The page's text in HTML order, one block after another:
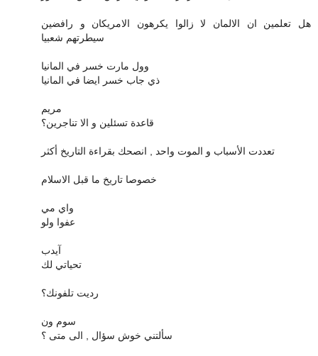
هل تعلمين ان الالمان لا زالوا يكرهون الامريكان و رافضين
سيطرتهم شعبيا
وول مارت خسر في المانيا
ذي جاب خسر ايضا في المانيا
مريم
قاعدة تسئلين و الا تناجرين؟
تعددت الأسباب و الموت واحد , انصحك بقراءة التاريخ أكثر
خصوصا تاريخ ما قبل الاسلام
واي مي
عفوا ولو
آيدب
تحياتي لك
رديت تلفونك؟
سوم ون
سألتني خوش سؤال , الى متى ؟